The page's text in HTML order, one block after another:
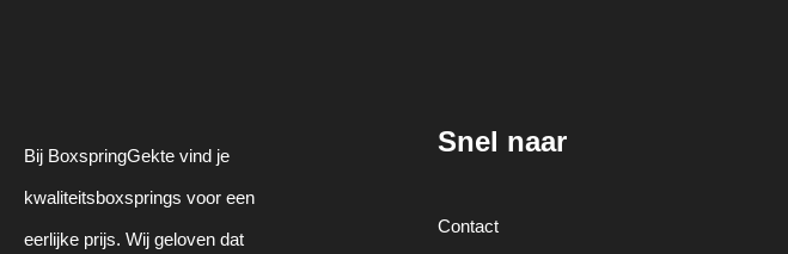
Bij BoxspringGekte vind je
kwaliteitsboxsprings voor een
eerlijke prijs. Wij geloven dat
Snel naar
Contact